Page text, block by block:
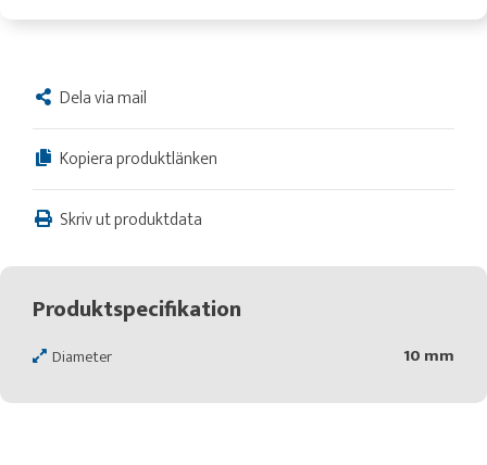
Dela via mail
Kopiera produktlänken
Skriv ut produktdata
Produktspecifikation
Diameter 10 mm